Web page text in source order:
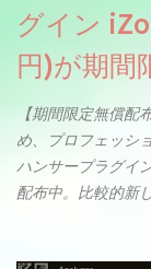
グイン
円)が期間
【期間限定無償
め、プロフェッシ
ハンサープラグイ
配布中。比較的新